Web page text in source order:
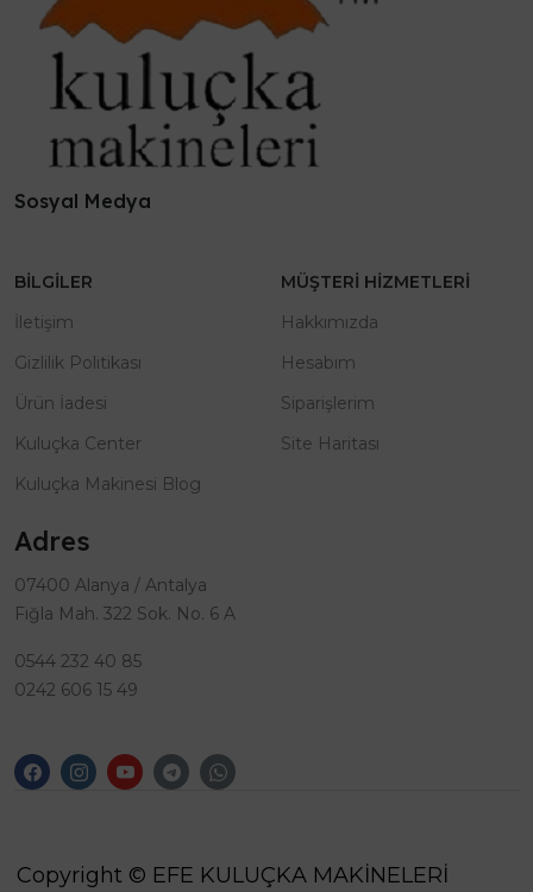
Sosyal Medya
BILGILER
İletişim
Gizlilik Politikası
Ürün İadesi
Kuluçka Center
Kuluçka Makinesi Blog
MÜŞTERI HIZMETLERI
Hakkımızda
Hesabım
Siparişlerim
Site Haritası
Adres
07400 Alanya / Antalya
Fığla Mah. 322 Sok. No. 6 A
0544 232 40 85
0242 606 15 49
Copyright © EFE KULUÇKA MAKİNELERİ